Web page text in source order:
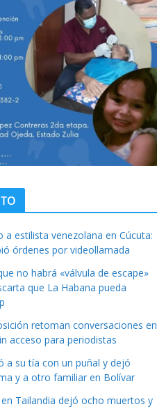
a estilista venezolana en Cúcuta:
órdenes por videollamada
no habrá «válvula de escape»
que La Habana pueda
retoman conversaciones en
acceso para periodistas
a su tía con un puñal y dejó
y a otro familiar en Bolívar
Tailandia dejó ocho muertos y